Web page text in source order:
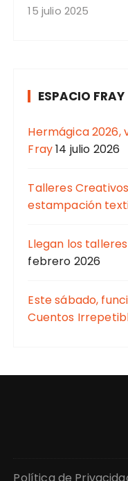
15 julio 2025
ESPACIO FRAY
Hermágica 2026,
Fray14 julio 2026
Talleres
estampación
Llegan los
febrero 2026
Este sábado,
Cuentos